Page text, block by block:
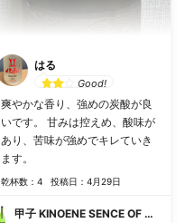
はる
Good!
爽やかな香り、強めの炭酸が良
いです。 甘みは控えめ、酸味が
あり、苦味が強めでキレていき
ます。
乾杯数：4 投稿日：4月29日
甲子 KINOENE SENCE OF